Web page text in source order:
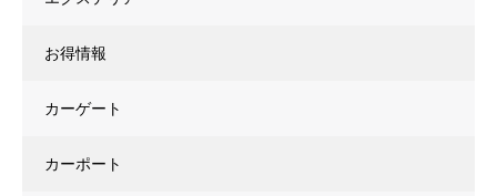
お得情報
カーゲート
カーポート